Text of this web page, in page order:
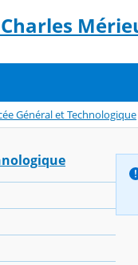
Général et Technologique